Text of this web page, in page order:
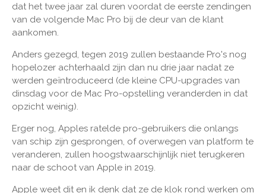
dat het twee jaar zal duren voordat de eerste zendingen
van de volgende Mac Pro bij de deur van de klant
aankomen.
Anders gezegd, tegen 2019 zullen bestaande Pro's nog
hopelozer achterhaald zijn dan nu drie jaar nadat ze
werden geïntroduceerd (de kleine CPU-upgrades van
dinsdag voor de Mac Pro-opstelling veranderden in dat
opzicht weinig).
Erger nog, Apples ratelde pro-gebruikers die onlangs
van schip zijn gesprongen, of overwegen van platform te
veranderen, zullen hoogstwaarschijnlijk niet terugkeren
naar de schoot van Apple in 2019.
Apple weet dit en ik denk dat ze de klok rond werken om